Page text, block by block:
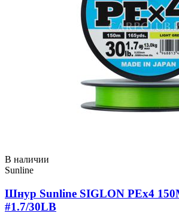
В наличии
Sunline
Шнур Sunline SIGLON PEx4
#1.7/30LB